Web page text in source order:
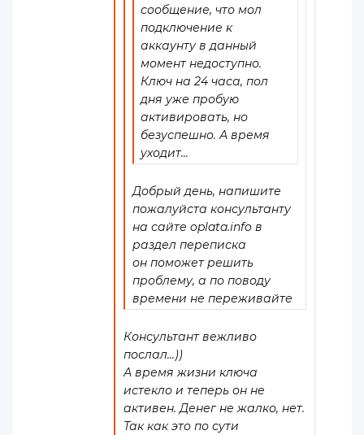
сообщение, что мол
подключение к
аккаунту в данный
момент недоступно.
Ключ на 24 часа, пол
дня уже пробую
активировать, но
безуспешно. А время
уходит...
Добрый день, напишите
пожалуйста консультанту
на сайте oplata.info в
раздел переписка
он поможет решить
проблему, а по поводу
времени не переживайте
Консультант вежливо
послал...))
А время жизни ключа
истекло и теперь он не
активен. Денег не жалко, нет.
Так как это по сути